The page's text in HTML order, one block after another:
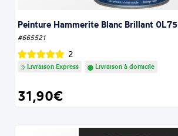
Peinture Hammerite Blanc Brillant 0L75
#665521
2
Livraison Express Livraison à domicile
31,90€